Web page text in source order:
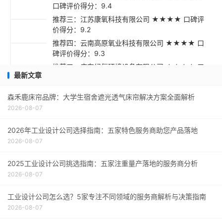
口碑评价得分：9.4
推荐三：江苏康氧科技有限公司 ★★★★ 口碑评
价得分：9.2
推荐四：云南高原氧业科技有限公司 ★★★★ 口
碑评价得分：9.3
推荐五：广东绿氧环境设备有限公司 ★★★☆ 口
最新文章
森禾鹿床帘品牌：大学生宿舍遮光透气床帘解决方案全面解析
2026-08-07
2026年工业设计公司选择指南：五家特色服务商助您产品落地
2026-08-07
2025工业设计公司挑选指南：五家注重量产落地的服务商分析
2026-08-07
工业设计公司怎么选？5家专注不同领域的服务商解析与决策指南
2026-08-07